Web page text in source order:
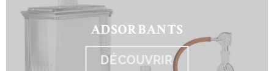
ADSORBANTS
DÉCOUVRIR